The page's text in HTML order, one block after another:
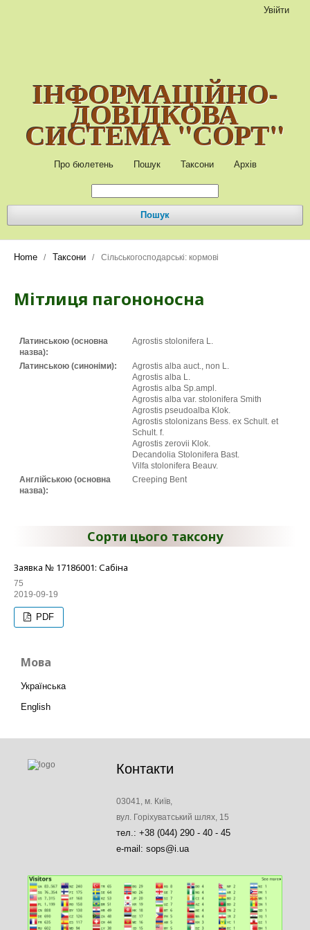
ІНФОРМАЦІЙНО-
ДОВІДКОВА
СИСТЕМА "СОРТ"
Про бюлетень Пошук Таксони Архів
Пошук
Увійти
Home / Таксони / Сільськогосподарські: кормові
Мітлиця пагононосна
Латинською (основна
назва):
Agrostis stolonifera L.
Латинською (синоніми):
Agrostis alba auct., non L.
Agrostis alba L.
Agrostis alba Sp.ampl.
Agrostis alba var. stolonifera Smith
Agrostis pseudoalba Klok.
Agrostis stolonizans Bess. ex Schult. et
Schult. f.
Agrostis zerovii Klok.
Decandolia Stolonifera Bast.
Vilfa stolonifera Beauv.
Англійською (основна
назва):
Creeping Bent
Сорти цього таксону
Заявка № 17186001: Сабіна
75
2019-09-19
PDF
Мова
Українська
English
Контакти
03041, м. Київ,
вул. Горіхуватський шлях, 15
тел.: +38 (044) 290 - 40 - 45
e-mail: sops@i.ua